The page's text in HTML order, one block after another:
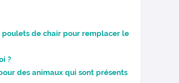
poulets de chair pour remplacer le
?
des animaux qui sont présents